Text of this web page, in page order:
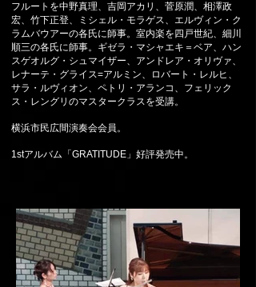
フルートを中野真理、吉岡アカリ、菅原潤、相澤政
宏、竹下正登、ミシェル・モラゲス、エルヴィン・ク
ラムバウアーの各氏に師事。室内楽を四戸世紀、細川
順三の各氏に師事。ギゼラ・マシャエキ＝ベア、ハン
スゲオルグ・シュマイザー、アンドレア・オリヴァ、
レナーテ・グライス=アルミン、ロバート・レルヒ、
サラ・ルヴィオン、ペトリ・アランコ、フェリック
ス・レングリのマスタークラスを受講。
横浜市民広間演奏会会員。
1stアルバム「GRATITUDE」好評発売中。